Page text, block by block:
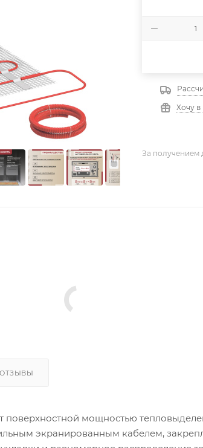
Хочу
За получением
ОТЗЫВЫ
мощностью
экранированным кабелем,